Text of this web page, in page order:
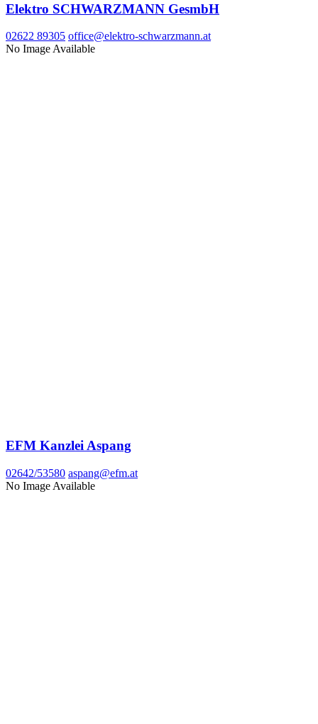
Elektro SCHWARZMANN GesmbH
02622 89305 office@elektro-schwarzmann.at
No Image Available
EFM Kanzlei Aspang
02642/53580 aspang@efm.at
No Image Available